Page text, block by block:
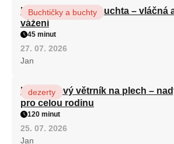
Hrnková maková buchta – vláčná
vážení
Buchtičky a buchty
45 minut
27. 07. 2026
Jan
Karamelový větrník na plech –
pro celou rodinu
dezerty
120 minut
25. 07. 2026
Jan